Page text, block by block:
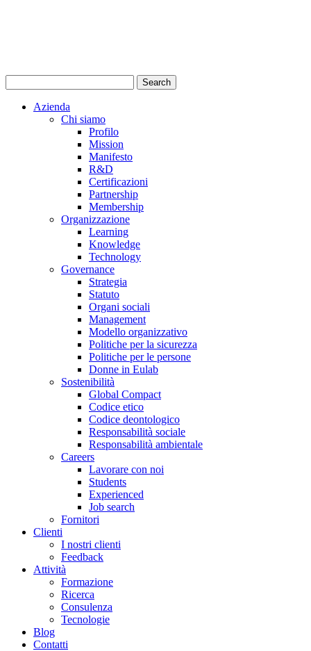
Azienda
Chi siamo
Profilo
Mission
Manifesto
R&D
Certificazioni
Partnership
Membership
Organizzazione
Learning
Knowledge
Technology
Governance
Strategia
Statuto
Organi sociali
Management
Modello organizzativo
Politiche per la sicurezza
Politiche per le persone
Donne in Eulab
Sostenibilità
Global Compact
Codice etico
Codice deontologico
Responsabilità sociale
Responsabilità ambientale
Careers
Lavorare con noi
Students
Experienced
Job search
Fornitori
Clienti
I nostri clienti
Feedback
Attività
Formazione
Ricerca
Consulenza
Tecnologie
Blog
Contatti